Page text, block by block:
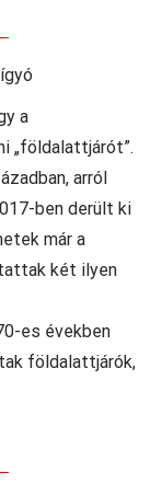
a
„földalattjárót”.
arról
ben derült ki
már a
két ilyen
es években
földalattjárók,